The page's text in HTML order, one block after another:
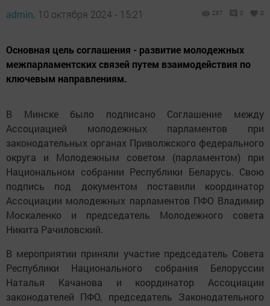
admin, 10 октября 2024 - 15:21 287 0 0
Основная цель соглашения - развитие молодежных
межпарламентских связей путем взаимодействия по
ключевым направлениям.
В Минске было подписано Соглашение между
Ассоциацией молодежных парламентов при
законодательных органах Приволжского федерального
округа и Молодежным советом (парламентом) при
Национальном собрании Республики Беларусь. Свою
подпись под документом поставили координатор
Ассоциации молодежных парламентов ПФО Владимир
Москаленко и председатель Молодежного совета
Никита Рачиловский.
В мероприятии приняли участие председатель Совета
Республики Национального собрания Белоруссии
Наталья Качанова и координатор Ассоциации
законодателей ПФО, председатель Законодательного